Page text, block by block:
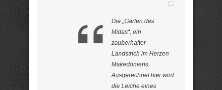
Die „Gärten des
Midas“, ein
zauberhafter
Landstrich im Herzen
Makedoniens.
Ausgerechnet hier wird
die Leiche eines